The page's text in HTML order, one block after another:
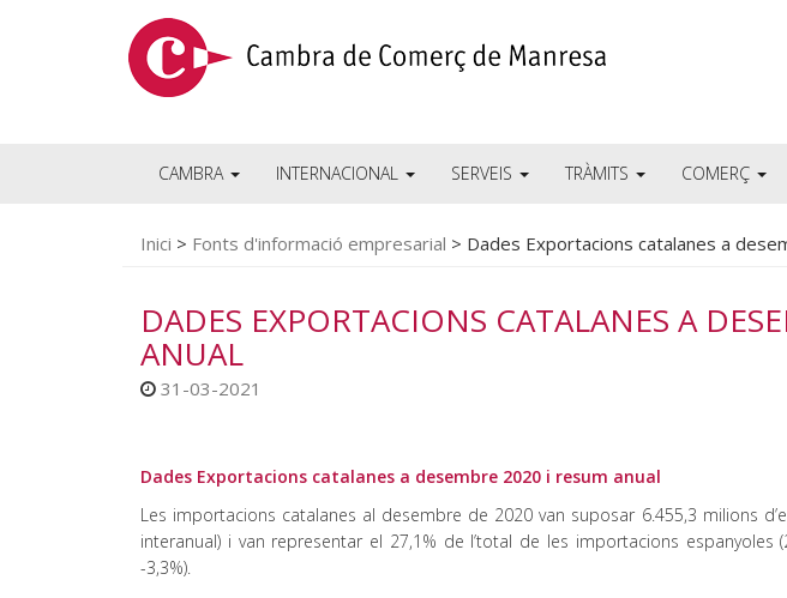
CAMBRA INTERNACIONAL SERVEIS TRÀMITS COMERÇ
Inici > Fonts d'informació empresarial > Dades Exportacions catalanes a
DADES EXPORTACIONS CATALANES A
ANUAL
31-03-2021
Dades Exportacions catalanes a desembre 2020 i resum anual
Les importacions catalanes al desembre de 2020 van suposar 6.455,3 milions
interanual) i van representar el 27,1% de l’total de les importacions espanyoles
-3,3%).